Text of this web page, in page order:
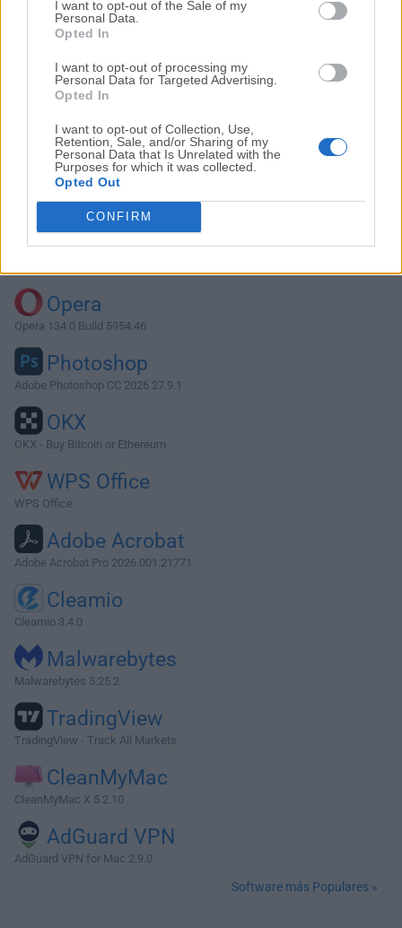
I want to opt-out of the Sale of my
Personal Data.
Opted In
I want to opt-out of processing my
Personal Data for Targeted Advertising.
Opted In
I want to opt-out of Collection, Use,
Retention, Sale, and/or Sharing of my
Personal Data that Is Unrelated with the
Purposes for which it was collected.
Opted Out
CONFIRM
Descargar Subler 1.6.10
¿Por qué se publica esta aplicación en FileHorse? (
información
Opera
Opera 134.0 Build 5954.46
Photoshop
Adobe Photoshop CC 2026 27.9.1
OKX
OKX - Buy Bitcoin or Ethereum
WPS Office
WPS Office
Adobe Acrobat
Adobe Acrobat Pro 2026.001.21771
Cleamio
Cleamio 3.4.0
Malwarebytes
Malwarebytes 5.25.2
TradingView
TradingView - Track All Markets
CleanMyMac
CleanMyMac X 5.2.10
AdGuard VPN
AdGuard VPN for Mac 2.9.0
Software más Populares »